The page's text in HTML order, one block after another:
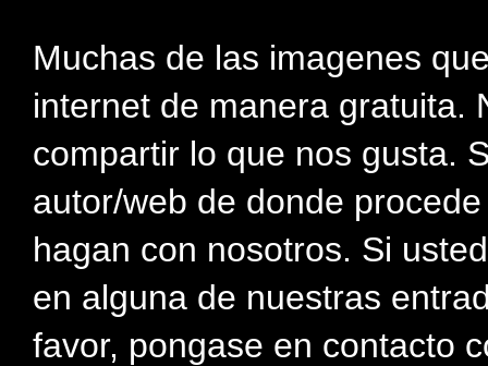
Muchas de las imagenes
internet de manera gratuita.
compartir lo que nos gusta.
autor/web de donde
hagan con nosotros. Si
en alguna de nuestras
favor, pongase en contacto